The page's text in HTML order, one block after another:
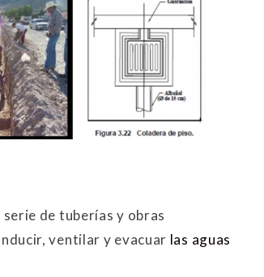
de tuberías y obras
ventilar y evacuar las aguas